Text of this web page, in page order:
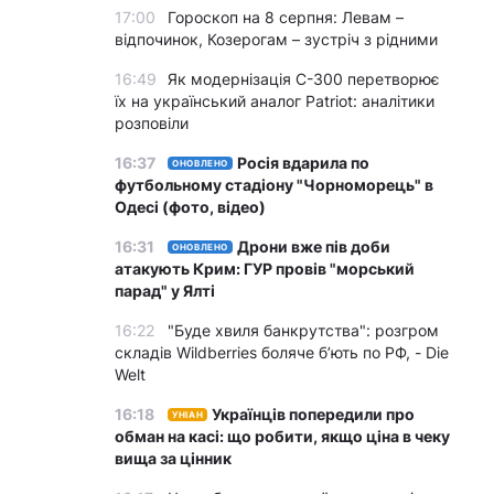
17:00
Гороскоп на 8 серпня: Левам –
відпочинок, Козерогам – зустріч з рідними
16:49
Як модернізація С-300 перетворює
їх на український аналог Patriot: аналітики
розповіли
16:37 ОНОВЛЕНО
Росія вдарила по
футбольному стадіону "Чорноморець" в
Одесі (фото, відео)
16:31 ОНОВЛЕНО
Дрони вже пів доби
атакують Крим: ГУР провів "морський
парад" у Ялті
16:22
"Буде хвиля банкрутства": розгром
складів Wildberries боляче бʼють по РФ, - Die
Welt
16:18 УНІАН
Українців попередили про
обман на касі: що робити, якщо ціна в чеку
вища за цінник